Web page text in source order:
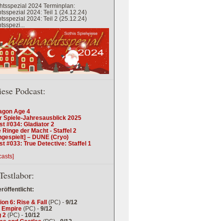
2024 Terminplan:
2024: Teil 1 (24.12.24)
2024: Teil 2 (25.12.24)
Podcast:
Age 4
Spiele-Jahresausblick 2025
#034: Gladiator 2
Ringe der Macht - Staffel 2
– DUNE (Cryo)
#033: True Detective: Staffel 1
6: Rise & Fall (PC) - 9/12
Empire (PC) - 9/12
2 (PC) - 10/12